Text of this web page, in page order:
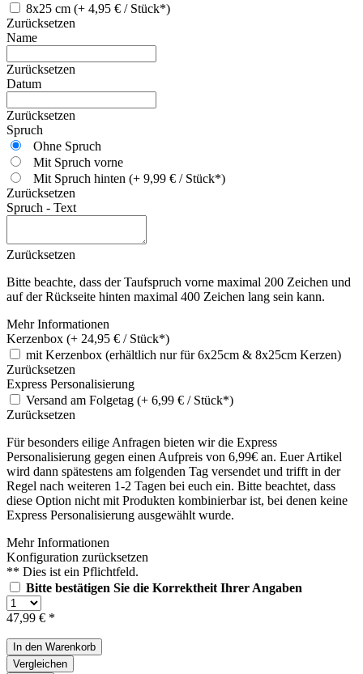
8x25 cm (+ 4,95 € / Stück*)
Zurücksetzen
Name
Zurücksetzen
Datum
Zurücksetzen
Spruch
Ohne Spruch
Mit Spruch vorne
Mit Spruch hinten (+ 9,99 € / Stück*)
Zurücksetzen
Spruch - Text
Zurücksetzen
Bitte beachte, dass der Taufspruch vorne maximal 200 Zeichen und
auf der Rückseite hinten maximal 400 Zeichen lang sein kann.
Mehr Informationen
Kerzenbox (+ 24,95 € / Stück*)
mit Kerzenbox (erhältlich nur für 6x25cm & 8x25cm Kerzen)
Zurücksetzen
Express Personalisierung
Versand am Folgetag (+ 6,99 € / Stück*)
Zurücksetzen
Für besonders eilige Anfragen bieten wir die Express
Personalisierung gegen einen Aufpreis von 6,99€ an. Euer Artikel
wird dann spätestens am folgenden Tag versendet und trifft in der
Regel nach weiteren 1-2 Tagen bei euch ein. Bitte beachtet, dass
diese Option nicht mit Produkten kombinierbar ist, bei denen keine
Express Personalisierung ausgewählt wurde.
Mehr Informationen
Konfiguration zurücksetzen
** Dies ist ein Pflichtfeld.
Bitte bestätigen Sie die Korrektheit Ihrer Angaben
47,99 € *
In den Warenkorb
Vergleichen